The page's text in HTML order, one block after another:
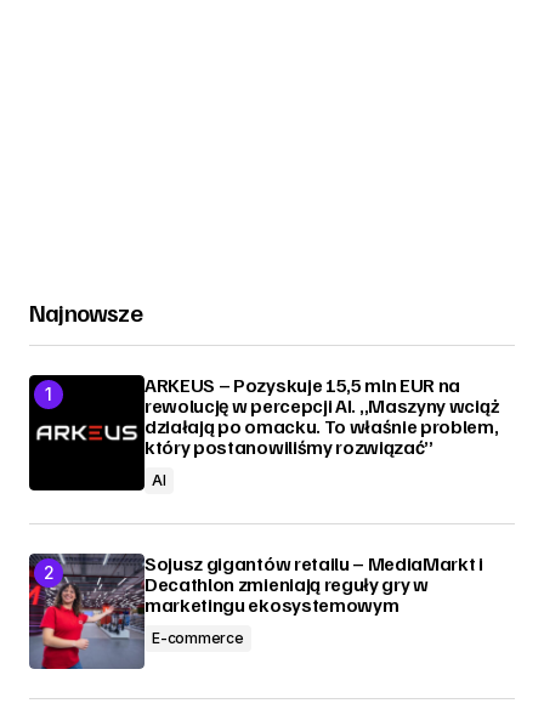
Najnowsze
ARKEUS – Pozyskuje 15,5 mln EUR na
rewolucję w percepcji AI. „Maszyny wciąż
działają po omacku. To właśnie problem,
który postanowiliśmy rozwiązać”
AI
Sojusz gigantów retailu – MediaMarkt i
Decathlon zmieniają reguły gry w
marketingu ekosystemowym
E-commerce